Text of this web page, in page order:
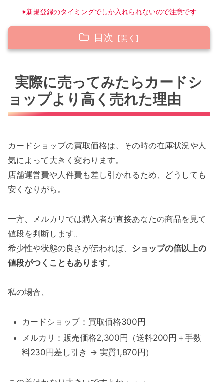
※新規登録のタイミングでしか入れられないので注意です
目次
売れた理由
売れやすくなるコツ
こんなカードは要チェック！
「メルカリだと損する！」というサイトはち
ょっと注意
新規登録時は招待コード利用でポイントが入
る
まとめ｜まずはメルカリで出品してみること
が大事
実際に売ってみたらカードシ
ョップより高く売れた理由
カードショップの買取価格は、その時の在庫状況や人
気によって大きく変わります。
店舗運営費や人件費も差し引かれるため、どうしても
安くなりがち。
一方、メルカリでは購入者が直接あなたの商品を見て
値段を判断します。
希少性や状態の良さが伝われば、 ショップの倍以上の
値段がつくこともあります。
私の場合、
カードショップ：買取価格300円
メルカリ：販売価格2,300円（送料200円＋手数
料230円差し引き → 実質1,870円）